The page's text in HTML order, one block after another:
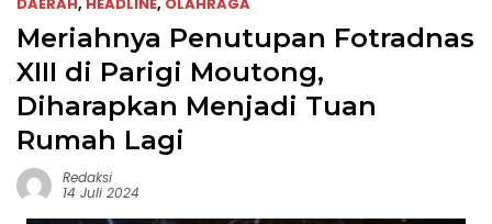
Meriahnya Penutupan Fotradnas
XIII di Parigi Moutong,
Diharapkan Menjadi Tuan
Rumah Lagi
Redaksi
14 Juli 2024